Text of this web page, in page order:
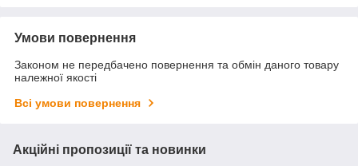
Умови повернення
Законом не передбачено повернення та обмін даного товару
належної якості
Всі умови повернення
Акційні пропозиції та новинки